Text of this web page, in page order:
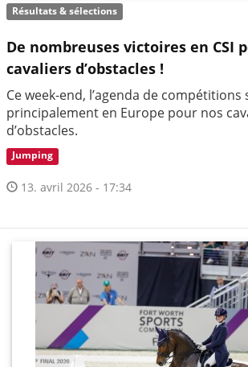
Résultats & sélections
De nombreuses victoires en CSI
cavaliers d’obstacles !
Ce week-end, l’agenda de
principalement en Europe pour nos
d’obstacles.
Jumping
13. avril 2026 - 17:34